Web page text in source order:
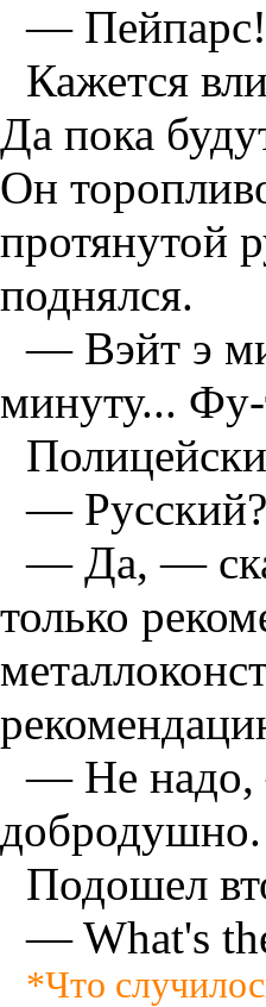
—
Кажется
Да пока
Он
протянутой
поднялся.
— Вэйт э
минуту... Фу-
—
— Да, —
только
— Не надо,
добродушно.
Подошел
— What's
*Что